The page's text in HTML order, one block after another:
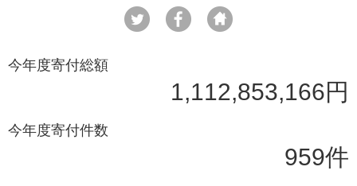
今年度寄付総額
1,112,853,166円
今年度寄付件数
959件